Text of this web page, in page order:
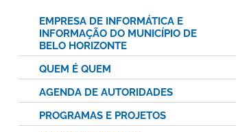
EMPRESA DE INFORMÁTICA E
INFORMAÇÃO DO MUNICÍPIO DE
BELO HORIZONTE
QUEM É QUEM
AGENDA DE AUTORIDADES
PROGRAMAS E PROJETOS